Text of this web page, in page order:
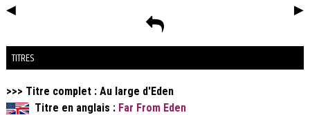
◀ ▶
TITRES
>>> Titre complet : Au large d'Eden
Titre en anglais : Far From Eden